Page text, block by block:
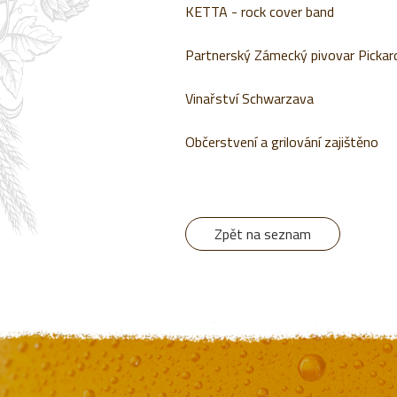
KETTA - rock cover band
Partnerský Zámecký pivovar
Vinařství Schwarzava
Občerstvení a grilování zajištěno